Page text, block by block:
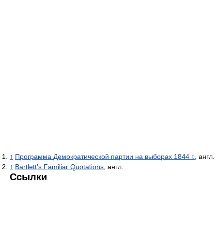
↑ Программа Демократической партии на выборах 1844 г.
, англ.
↑ Bartlett’s Familiar Quotations , англ.
Ссылки